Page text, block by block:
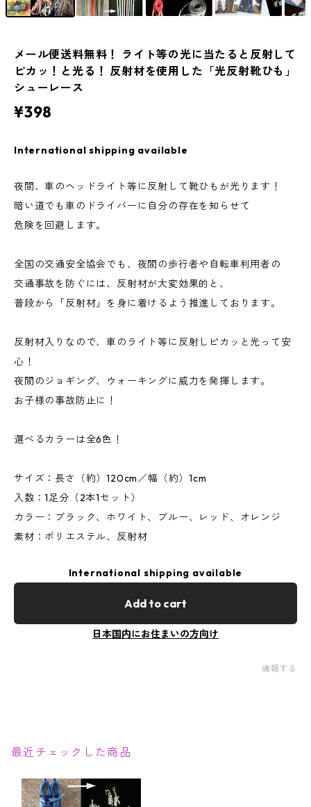
メール便送料無料！ ライト等の光に当たると反射して
ピカッ！と光る！ 反射材を使用した「光反射靴ひも」
シューレース
¥398
International shipping available
夜間、車のヘッドライト等に反射して靴ひもが光ります！
暗い道でも車のドライバーに自分の存在を知らせて
危険を回避します。
全国の交通安全協会でも、夜間の歩行者や自転車利用者の
交通事故を防ぐには、反射材が大変効果的と、
普段から「反射材」を身に着けるよう推進しております。
反射材入りなので、車のライト等に反射しピカッと光って安
心！
夜間のジョギング、ウォーキングに威力を発揮します。
お子様の事故防止に！
選べるカラーは全6色！
サイズ：長さ（約）120cm／幅（約）1cm
入数：1足分（2本1セット）
カラー：ブラック、ホワイト、ブルー、レッド、オレンジ
素材：ポリエステル、反射材
International shipping available
Add to cart
日本国内にお住まいの方向け
通報する
最近チェックした商品